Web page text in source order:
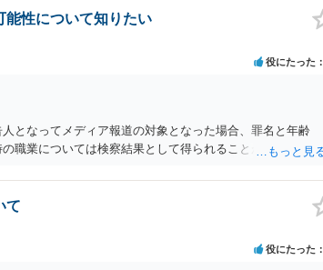
能性について知りたい
役にたった
となってメディア報道の対象となった場合、罪名と年齢
職業については検察結果として得られることが通常です。
て
役にたった